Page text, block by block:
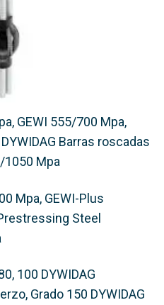
de acero
GEWI 555/700 Mpa,
Barras roscadas
Mpa
Mpa, GEWI-Plus
Steel
100 DYWIDAG
Grado 150 DYWIDAG